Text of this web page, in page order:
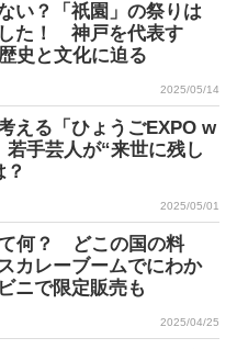
い？「祇園」の祭りは
た！ 神戸を代表す
史と文化に迫る
2025/05/14
える「ひょうごEXPO w
手芸人が“来世に残し
2025/05/01
何？ どこの国の料
カレーブームでにわか
ニで限定販売も
2025/04/25